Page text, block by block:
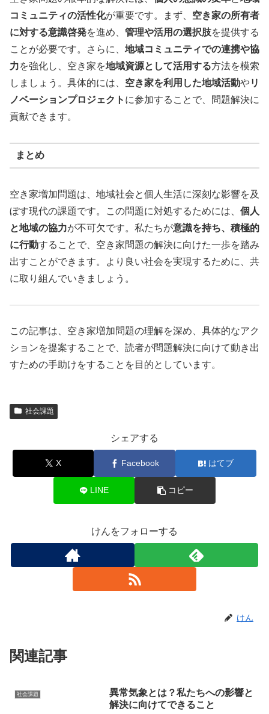
コミュニティの活性化が重要です。まず、 空き家の所有者
に対する意識啓発を進め、 管理や活用の選択肢を提供する
ことが必要です。さらに、 地域コミュニティでの連携や協
力を強化し、空き家を地域資源として活用する方法を模索
しましょう。具体的には、 空き家を利用した地域活動やリ
ノベーションプロジェクト に参加することで、問題解決に
貢献できます。
まとめ
空き家増加問題は、地域社会と個人生活に深刻な影響を及
ぼす現代の課題です。この問題に対処するためには、 個人
と地域の協力が不可欠です。私たちが意識を持ち、積極的
に行動することで、空き家問題の解決に向けた一歩を踏み
出すことができます。より良い社会を実現するために、共
に取り組んでいきましょう。
この記事は、空き家増加問題の理解を深め、具体的なアク
ションを提案することで、読者が問題解決に向けて動き出
すための手助けをすることを目的としています。
社会課題
シェアする
X Facebook はてブ
LINE コピー
けんをフォローする
けん
関連記事
社会課題
異常気象とは？私たちへの影響と
解決に向けてできること